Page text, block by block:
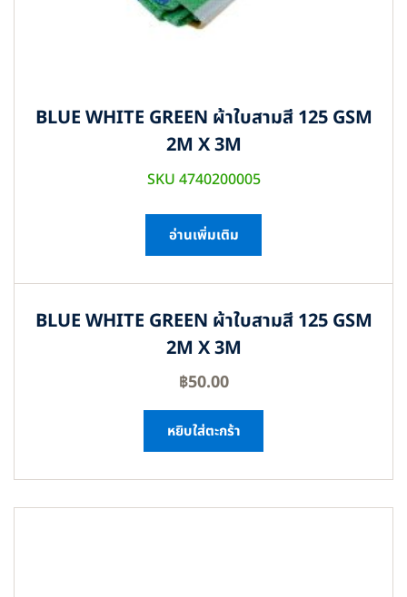
BLUE WHITE GREEN ผ้าใบสามสี 125 GSM
2M X 3M
SKU 4740200005
อ่านเพิ่มเติม
BLUE WHITE GREEN ผ้าใบสามสี 125 GSM
2M X 3M
฿50.00
หยิบใส่ตะกร้า